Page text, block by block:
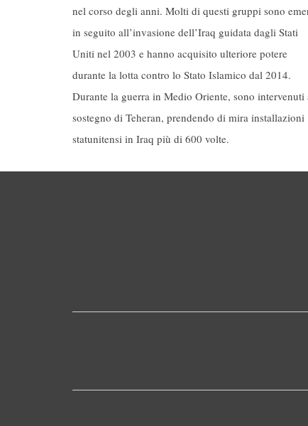
nel corso degli anni. Molti di questi gruppi sono
in seguito all’invasione dell’Iraq guidata dagli Stati
Uniti nel 2003 e hanno acquisito ulteriore potere
durante la lotta contro lo Stato Islamico dal 2014.
Durante la guerra in Medio Oriente, sono intervenuti
sostegno di Teheran, prendendo di mira installazioni
statunitensi in Iraq più di 600 volte.